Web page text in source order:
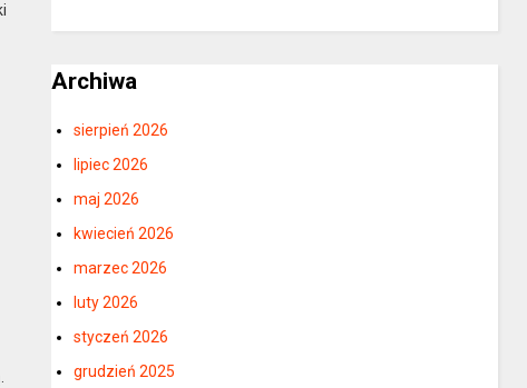
Archiwa
sierpień 2026
lipiec 2026
maj 2026
kwiecień 2026
marzec 2026
luty 2026
styczeń 2026
grudzień 2025